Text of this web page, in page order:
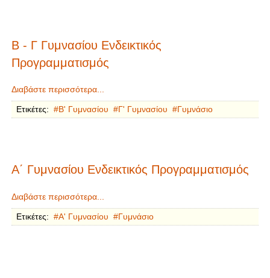
Β - Γ Γυμνασίου Ενδεικτικός
Προγραμματισμός
Διαβάστε περισσότερα...
Ετικέτες: Β' Γυμνασίου Γ' Γυμνασίου Γυμνάσιο
Α΄ Γυμνασίου Ενδεικτικός Προγραμματισμός
Διαβάστε περισσότερα...
Ετικέτες: Α' Γυμνασίου Γυμνάσιο